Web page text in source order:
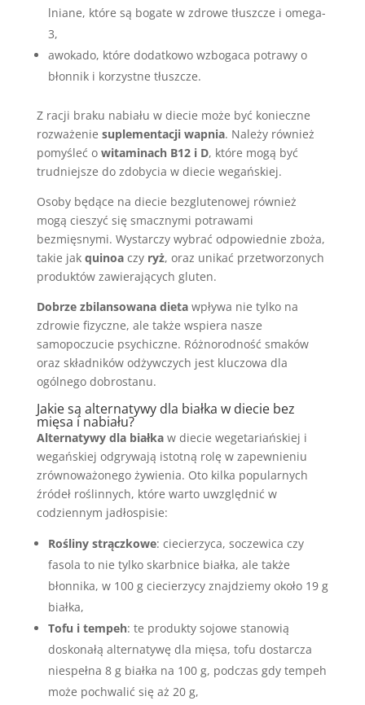
lniane, które są bogate w zdrowe tłuszcze i omega-
3,
awokado, które dodatkowo wzbogaca potrawy o
błonnik i korzystne tłuszcze.
Z racji braku nabiału w diecie może być konieczne
rozważenie suplementacji wapnia. Należy również
pomyśleć o witaminach B12 i D, które mogą być
trudniejsze do zdobycia w diecie wegańskiej.
Osoby będące na diecie bezglutenowej również
mogą cieszyć się smacznymi potrawami
bezmięsnymi. Wystarczy wybrać odpowiednie zboża,
takie jak quinoaczy ryż, oraz unikać przetworzonych
produktów zawierających gluten.
Dobrze zbilansowana dietawpływa nie tylko na
zdrowie fizyczne, ale także wspiera nasze
samopoczucie psychiczne. Różnorodność smaków
oraz składników odżywczych jest kluczowa dla
ogólnego dobrostanu.
Jakie są alternatywy dla białka w diecie bez
mięsa i nabiału?
Alternatywy dla białkaw diecie wegetariańskiej i
wegańskiej odgrywają istotną rolę w zapewnieniu
zrównoważonego żywienia. Oto kilka popularnych
źródeł roślinnych, które warto uwzględnić w
codziennym jadłospisie:
Rośliny strączkowe: ciecierzyca, soczewica czy
fasola to nie tylko skarbnice białka, ale także
błonnika, w 100 g ciecierzycy znajdziemy około 19 g
białka,
Tofu i tempeh: te produkty sojowe stanowią
doskonałą alternatywę dla mięsa, tofu dostarcza
niespełna 8 g białka na 100 g, podczas gdy tempeh
może pochwalić się aż 20 g,